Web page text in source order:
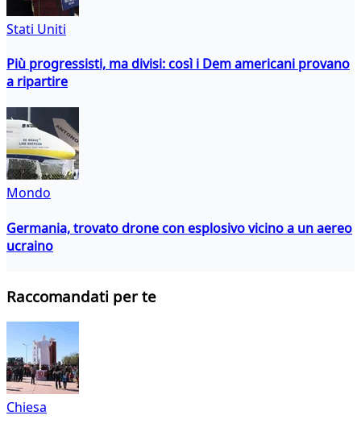
Stati Uniti
Più progressisti, ma divisi: così i Dem americani provano
a ripartire
Mondo
Germania, trovato drone con esplosivo vicino a un aereo
ucraino
Raccomandati per te
Chiesa